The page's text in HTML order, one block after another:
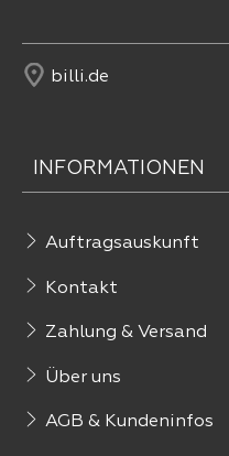
billi.de
INFORMATIONEN
Auftragsauskunft
Kontakt
Zahlung & Versand
Über uns
AGB & Kundeninfos